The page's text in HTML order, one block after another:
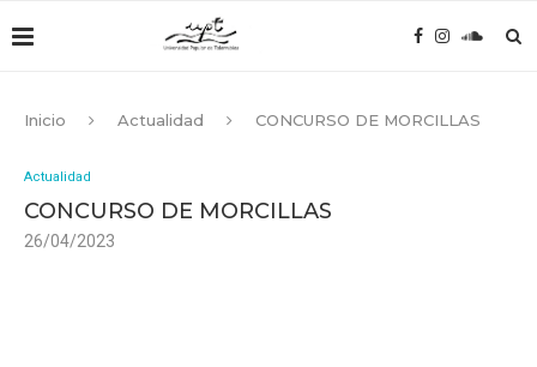
Inicio Actualidad CONCURSO DE MORCILLAS
Actualidad
CONCURSO DE MORCILLAS
26/04/2023